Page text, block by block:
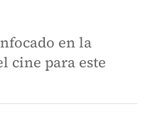
en la
cine para este